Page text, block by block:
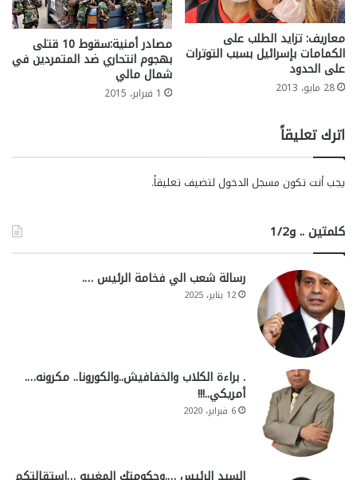
معاريف: تزايد الطلب على
الكمامات بإسرائيل بسبب التوترات
على الحدود
28 مايو، 2013
مصادر أمنية:سقوط 10 قتلى
بهجوم انتحاري ضد المتمردين في
شمال مالي
1 فبراير، 2015
اترك تعليقاً
يجب أنت تكون مسجل الدخول لتضيف تعليقاً.
كلمتين .. و1/2
رسالة شعب الي فخامة الرئيس ….
12 يناير، 2025
. براءة الكلاب والخفافيش..والكورونا.. مكرونه….
أمريكي..!!!
6 فبراير، 2020